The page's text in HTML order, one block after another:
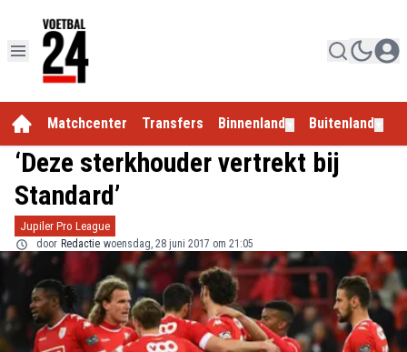
Matchcenter Transfers Binnenland Buitenland
‘Deze sterkhouder vertrekt bij
Standard’
Jupiler Pro League
door Redactie woensdag, 28 juni 2017 om 21:05